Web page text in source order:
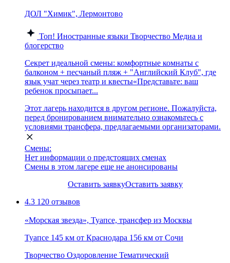
ДОЛ "Химик", Лермонтово
Топ! Иностранные языки Творчество Медиа и
блогерство
Секрет идеальной смены: комфортные комнаты с
балконом + песчаный пляж + "Английский Клуб", где
язык учат через театр и квесты«Представьте: ваш
ребенок просыпает...
Этот лагерь находится в другом регионе. Пожалуйста,
перед бронированием внимательно ознакомьтесь с
условиями трансфера, предлагаемыми организаторами.
Смены:
Нет информации о предстоящих сменах
Смены в этом лагере еще не анонсированы
Оставить заявкуОставить заявку
4.3 120 отзывов
«Морская звезда», Туапсе, трансфер из Москвы
Туапсе 145 км от Краснодара 156 км от Сочи
Творчество Оздоровление Тематический